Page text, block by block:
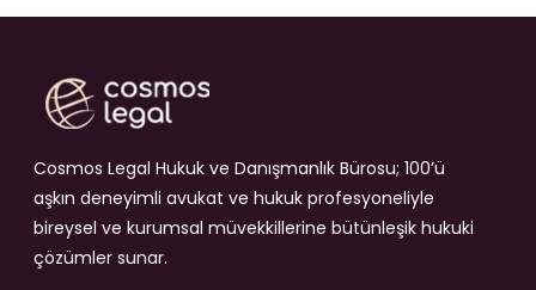
Cosmos Legal Hukuk ve Danışmanlık Bürosu; 100’ü
aşkın deneyimli avukat ve hukuk profesyoneliyle
bireysel ve kurumsal müvekkillerine bütünleşik hukuki
çözümler sunar.